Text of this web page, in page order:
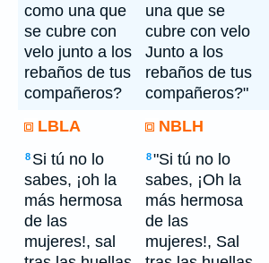
como una que
se cubre con
velo junto a los
rebaños de tus
compañeros?
una que se
cubre con velo
Junto a los
rebaños de tus
compañeros?"
LBLA
NBLH
8 Si tú no lo
sabes, ¡oh la
más hermosa
de las
mujeres!, sal
8"Si tú no lo
sabes, ¡Oh la
más hermosa
de las
mujeres!, Sal